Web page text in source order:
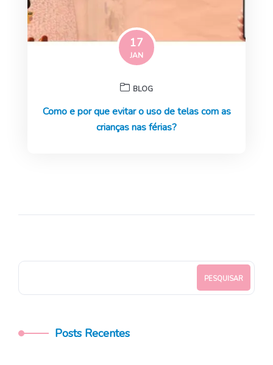
17
JAN
BLOG
Como e por que evitar o uso de telas com as
crianças nas férias?
PESQUISAR
Posts Recentes